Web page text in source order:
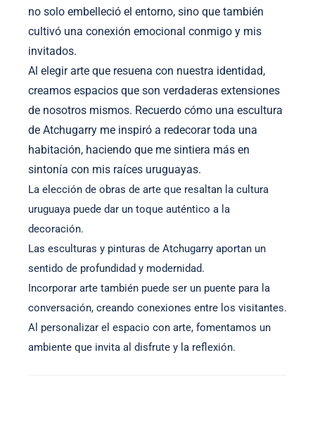
no solo embelleció el entorno, sino que también
cultivó una conexión emocional conmigo y mis
invitados.
Al elegir arte que resuena con nuestra identidad,
creamos espacios que son verdaderas extensiones
de nosotros mismos. Recuerdo cómo una escultura
de Atchugarry me inspiró a redecorar toda una
habitación, haciendo que me sintiera más en
sintonía con mis raíces uruguayas.
La elección de obras de arte que resaltan la cultura
uruguaya puede dar un toque auténtico a la
decoración.
Las esculturas y pinturas de Atchugarry aportan un
sentido de profundidad y modernidad.
Incorporar arte también puede ser un puente para la
conversación, creando conexiones entre los visitantes.
Al personalizar el espacio con arte, fomentamos un
ambiente que invita al disfrute y la reflexión.